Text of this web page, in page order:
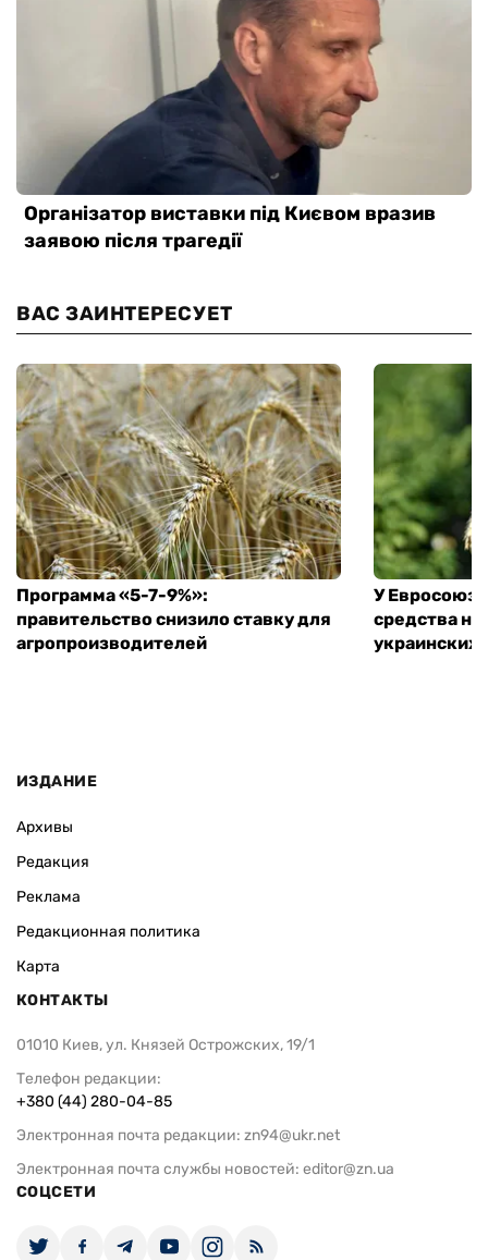
ВАС ЗАИНТЕРЕСУЕТ
Программа «5-7-9%»:
правительство снизило ставку для
агропроизводителей
У
средства
ИЗДАНИЕ
Архивы
Редакция
Реклама
Редакционная политика
Карта
КОНТАКТЫ
01010 Киев, ул. Князей Острожских, 19/1
Телефон редакции:
+380 (44) 280-04-85
Электронная почта редакции: zn94@ukr.net
Электронная почта службы новостей: editor@zn.ua
СОЦСЕТИ